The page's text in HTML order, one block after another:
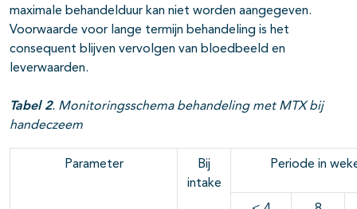
maximale behandelduur kan niet worden aangegeven.
Voorwaarde voor lange termijn behandeling is het
consequent blijven vervolgen van bloedbeeld en
leverwaarden.
Tabel 2. Monitoringsschema behandeling met MTX bij
handeczeem
Parameter
Bij
intake
Periode in